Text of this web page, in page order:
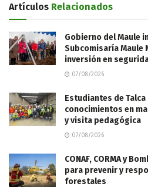
Artículos Relacionados
Gobierno del Maule
Subcomisaría Maule
inversión en
07/08/2026
Estudiantes de
conocimientos en
y visita pedagógica
07/08/2026
CONAF, CORMA y
para prevenir y
forestales